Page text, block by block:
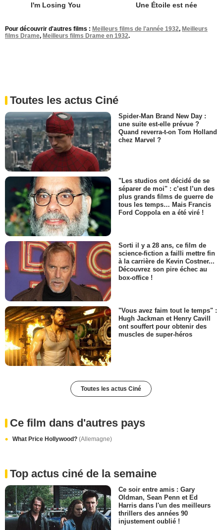
I'm Losing You Une Étoile est née
Pour découvrir d'autres films : Meilleurs films de l'année 1932, Meilleurs
films Drame, Meilleurs films Drame en 1932.
Toutes les actus Ciné
Spider-Man Brand New Day :
une suite est-elle prévue ?
Quand reverra-t-on Tom Holland
chez Marvel ?
"Les studios ont décidé de se
séparer de moi" : c’est l’un des
plus grands films de guerre de
tous les temps… Mais Francis
Ford Coppola en a été viré !
Sorti il y a 28 ans, ce film de
science-fiction a failli mettre fin
à la carrière de Kevin Costner...
Découvrez son pire échec au
box-office !
"Vous avez faim tout le temps" :
Hugh Jackman et Henry Cavill
ont souffert pour obtenir des
muscles de super-héros
Toutes les actus Ciné
Ce film dans d'autres pays
What Price Hollywood? (Allemagne)
Top actus ciné de la semaine
Ce soir entre amis : Gary
Oldman, Sean Penn et Ed
Harris dans l'un des meilleurs
thrillers des années 90
injustement oublié !